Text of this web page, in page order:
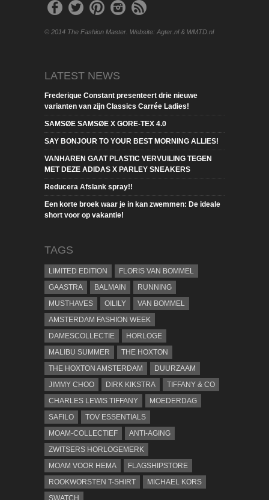
© 2014 The Fashion Master. Website: Agter.nl & WMTD.nl
LATEST NEWS
Frederique Constant presenteert drie nieuwe
varianten van zijn Classics Carrée Ladies!
SAMSØE SAMSØE X GORE-TEX 4.0
SAY BONJOUR TO YOUR BEST MORNING ALLIES!
VANHAREN GAAT PLASTIC VERVUILING TEGEN
MET DEZE ADIDAS X PARLEY SNEAKERS
Reducera Afslank spray!!
Een korte broek waar je in kan zwemmen: De ideale
short voor op vakantie!
TAGS
LIMITED EDITION
FLORIS VAN BOMMEL
GAASTRA
BALMAIN
RUNNING
MUSTHAVES
OILILY
VAN BOMMEL
AMSTERDAM FASHION WEEK
DAMESCOLLECTIE
HORLOGE
MALIBU SUMMER
THE HOXTON
THE HOXTON AMSTERDAM
DUURZAAM
JIMMY CHOO
DIRK KIKSTRA
TIFFANY & CO
CHARLES LEWIS TIFFANY
MOEDERDAG
SAFILO
TOV ESSENTIALS
MOAM-COLLECTIEF
ANTI-AGING
ZWITSERS HORLOGEMERK
MOAM VOOR HEMA
FLAGSHIPSTORE
ROOKWORSTEN T-SHIRT
MICHAEL KORS